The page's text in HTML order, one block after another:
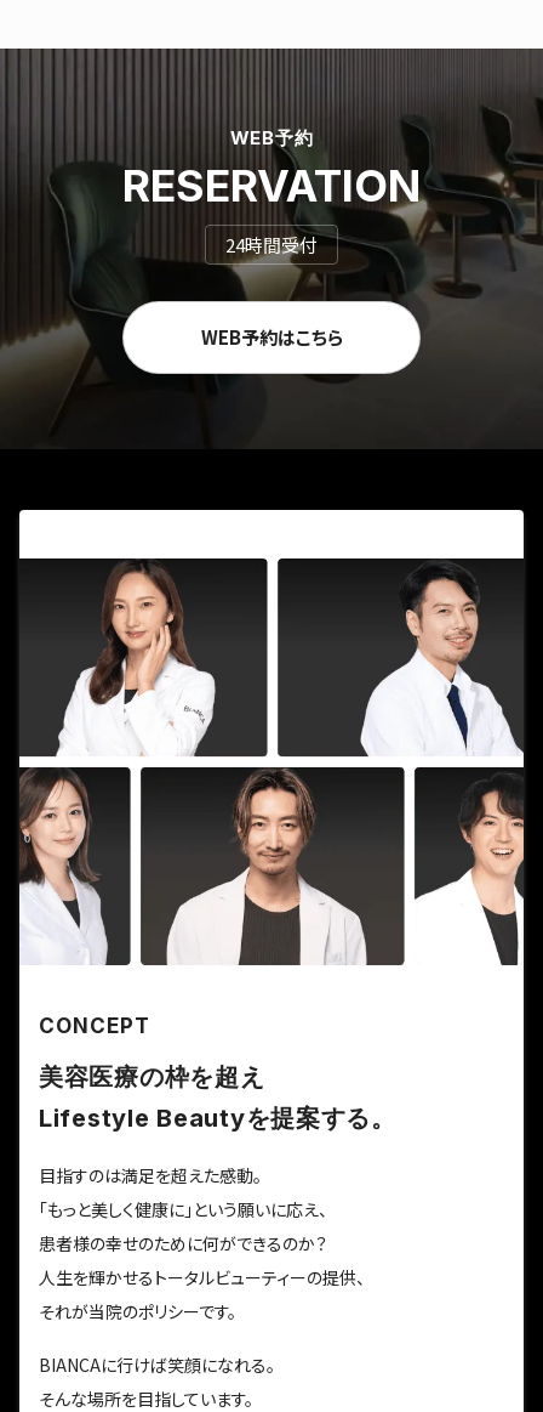
WEB予約
RESERVATION
24時間受付
WEB予約はこちら
CONCEPT
美容医療の枠を超え
Lifestyle Beautyを提案する。
目指すのは満足を超えた感動。
「もっと美しく健康に」という願いに応え、
患者様の幸せのために何ができるのか？
人生を輝かせるトータルビューティーの提供、
それが当院のポリシーです。
BIANCAに行けば笑顔になれる。
そんな場所を目指しています。